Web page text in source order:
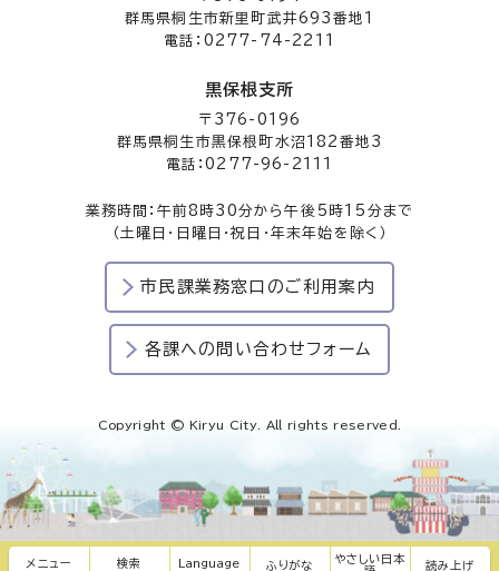
メニュー 検索 Language ふりがな
やさしい日本
読み上げ
群馬県桐生市新里町武井693番地1
電話：0277-74-2211
黒保根支所
〒376-0196
群馬県桐生市黒保根町水沼182番地3
電話：0277-96-2111
業務時間：午前8時30分から午後5時15分まで
（土曜日・日曜日・祝日・年末年始を除く）
市民課業務窓口のご利用案内
各課への問い合わせフォーム
Copyright © Kiryu City. All rights reserved.